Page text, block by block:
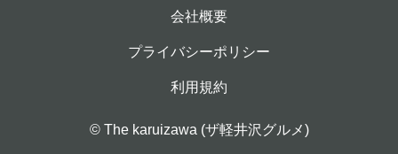
会社概要
プライバシーポリシー
利用規約
© The karuizawa (ザ軽井沢グルメ)